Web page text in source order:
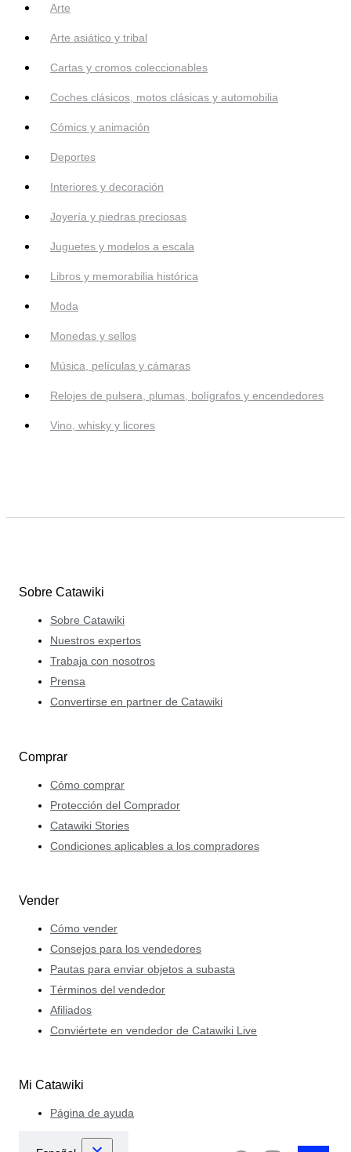
Arte
Arte asiático y tribal
Cartas y cromos coleccionables
Coches clásicos, motos clásicas y automobilia
Cómics y animación
Deportes
Interiores y decoración
Joyería y piedras preciosas
Juguetes y modelos a escala
Libros y memorabilia histórica
Moda
Monedas y sellos
Música, películas y cámaras
Relojes de pulsera, plumas, bolígrafos y encendedores
Vino, whisky y licores
Sobre Catawiki
Sobre Catawiki
Nuestros expertos
Trabaja con nosotros
Prensa
Convertirse en partner de Catawiki
Comprar
Cómo comprar
Protección del Comprador
Catawiki Stories
Condiciones aplicables a los compradores
Vender
Cómo vender
Consejos para los vendedores
Pautas para enviar objetos a subasta
Términos del vendedor
Afiliados
Conviértete en vendedor de Catawiki Live
Mi Catawiki
Página de ayuda